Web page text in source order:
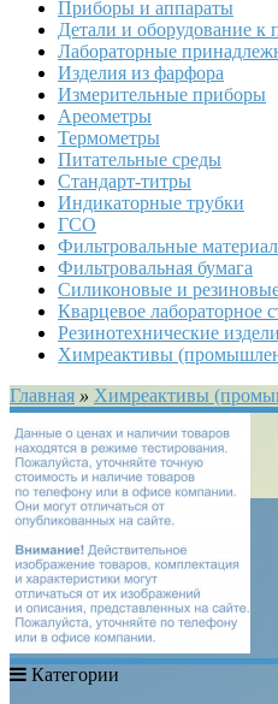
Приборы и аппараты
Детали и оборудование к
Лабораторные
Изделия из фарфора
Измерительные приборы
Ареометры
Термометры
Питательные среды
Стандарт-титры
Индикаторные трубки
ГСО
Фильтровальные
Фильтровальная бумага
Силиконовые и
Кварцевое лабораторное
Резинотехнические
Химреактивы
Главная » Химреактивы
Категории